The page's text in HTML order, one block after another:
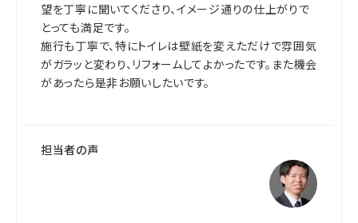
望を丁寧に聞いてくださり、イメージ通りの仕上がりで
とっても満足です。
施行も丁寧で、特にトイレは壁紙を変えただけで雰囲気
がガラッと変わり、リフォームしてよかったです。また機会
があったら是非お願いしたいです。
担当者の声